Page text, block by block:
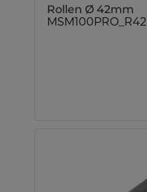
Rollen Ø 42mm
MSM100PRO_R42